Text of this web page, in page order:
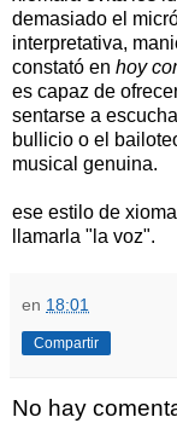
demasiado el
interpretativa,
constató en hoy
es capaz de
sentarse a
bullicio o el
musical genuina.
ese estilo de
llamarla "la voz".
en 18:01
Compartir
No hay